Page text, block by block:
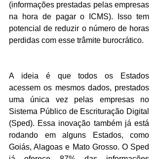
(informações prestadas pelas empresas
na hora de pagar o ICMS). Isso tem
potencial de reduzir o número de horas
perdidas com esse trâmite burocrático.
A ideia é que todos os Estados
acessem os mesmos dados, prestados
uma única vez pelas empresas no
Sistema Público de Escrituração Digital
(Sped). Essa inovação também já está
rodando em alguns Estados, como
Goiás, Alagoas e Mato Grosso. O Sped